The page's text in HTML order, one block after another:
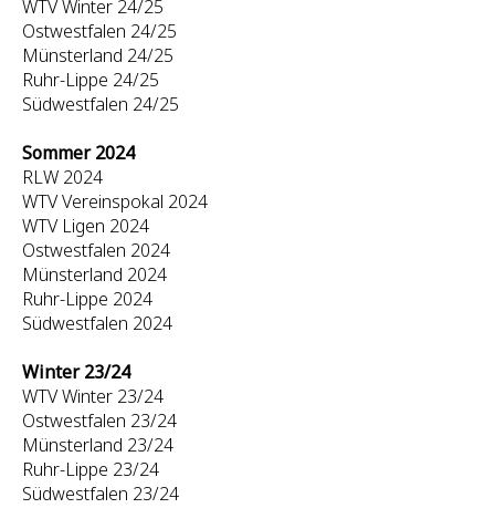
WTV Winter 24/25
Ostwestfalen 24/25
Münsterland 24/25
Ruhr-Lippe 24/25
Südwestfalen 24/25
Sommer 2024
RLW 2024
WTV Vereinspokal 2024
WTV Ligen 2024
Ostwestfalen 2024
Münsterland 2024
Ruhr-Lippe 2024
Südwestfalen 2024
Winter 23/24
WTV Winter 23/24
Ostwestfalen 23/24
Münsterland 23/24
Ruhr-Lippe 23/24
Südwestfalen 23/24